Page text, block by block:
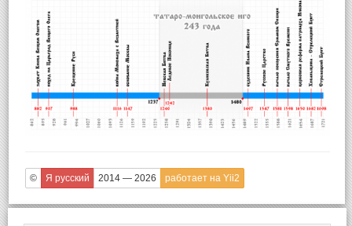
© Я русский 2014 — 2026 работает на Yii2